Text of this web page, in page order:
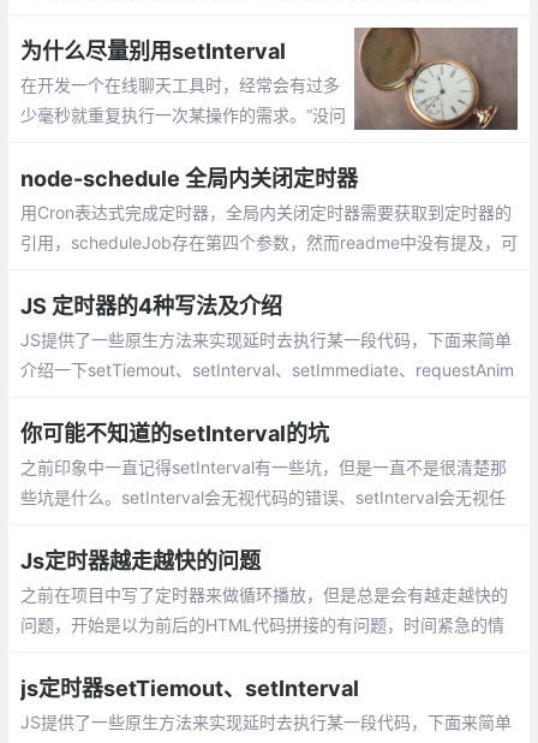
用卡死的情况
为什么尽量别用setInterval
在开发一个在线聊天工具时，经常会有过多
少毫秒就重复执行一次某操作的需求。“没问
得这个点子很糟糕。
node-schedule 全局内关闭定时器
用Cron表达式完成定时器，全局内关闭定时器需要获取到定时器的
引用，scheduleJob存在第四个参数，然而readme中没有提及，可
JS 定时器的4种写法及介绍
JS提供了一些原生方法来实现延时去执行某一段代码，下面来简单
介绍一下setTiemout、setInterval、setImmediate、requestAnim
一次函数或代码段
你可能不知道的setInterval的坑
之前印象中一直记得setInterval有一些坑，但是一直不是很清楚那
些坑是什么。setInterval会无视代码的错误、setInterval会无视任
Js定时器越走越快的问题
之前在项目中写了定时器来做循环播放，但是总是会有越走越快的
问题，开始是以为前后的HTML代码拼接的有问题，时间紧急的情
这里记录一下。
js定时器setTiemout、setInterval
JS提供了一些原生方法来实现延时去执行某一段代码，下面来简单